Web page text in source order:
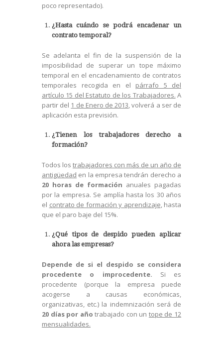
poco representado).
¿Hasta cuándo se podrá encadenar un
contrato temporal?
Se adelanta el fin de la suspensión de la
imposibilidad de superar un tope máximo
temporal en el encadenamiento de contratos
temporales recogida en el párrafo 5 del
artículo 15 del Estatuto de los Trabajadores. A
partir del 1 de Enero de 2013, volverá a ser de
aplicación esta previsión.
¿Tienen los trabajadores derecho a
formación?
Todos los trabajadores con más de un año de
antigüedad en la empresa tendrán derecho a
20 horas de formación anuales pagadas
por la empresa. Se amplía hasta los 30 años
el contrato de formación y aprendizaje, hasta
que el paro baje del 15%.
¿Qué tipos de despido pueden aplicar
ahora las empresas?
Depende de si el despido se considera
procedente o improcedente. Si es
procedente (porque la empresa puede
acogerse a causas económicas,
organizativas, etc.) la indemnización será de
20 días por año trabajado con un tope de 12
mensualidades.